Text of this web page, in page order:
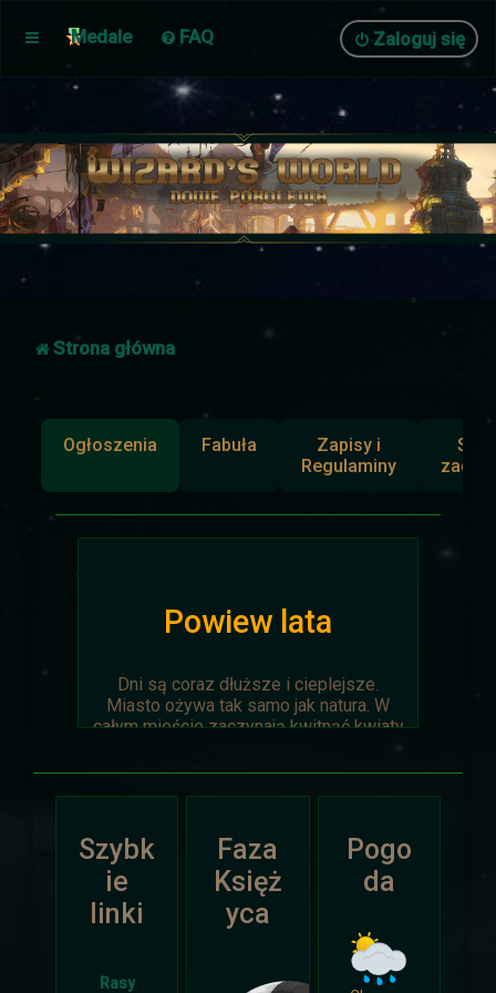
Medale FAQ Zaloguj się
Strona główna
Ogłoszenia Fabuła
Zapisy i
Regulaminy
Powiew lata
Dni są coraz dłuższe i cieplejsze.
Miasto ożywa tak samo jak natura. W
całym mieście zaczynają kwitnąć kwiaty
niej udział niech napisze do
Dariusza.
Otrzyma mały upominek.
Atak Zimy i Święta
Szybk
ie
linki
Rasy
Faza
Księż
yca
Pogo
da